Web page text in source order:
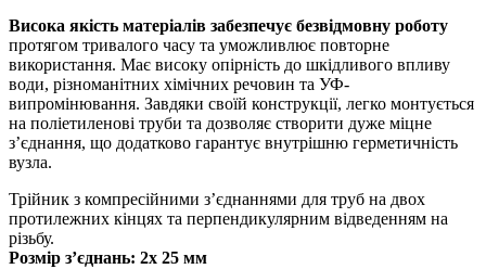
Висока якість матеріалів забезпечує безвідмовну роботу
протягом тривалого часу та уможливлює повторне
використання. Має високу опірність до шкідливого впливу
води, різноманітних хімічних речовин та УФ-
випромінювання. Завдяки своїй конструкції, легко монтується
на поліетиленові труби та дозволяє створити дуже міцне
з’єднання, що додатково гарантує внутрішню герметичність
вузла.
Трійник з компресійними з’єднаннями для труб на двох
протилежних кінцях та перпендикулярним відведенням на
різьбу.
Розмір з’єднань: 2х 25 мм